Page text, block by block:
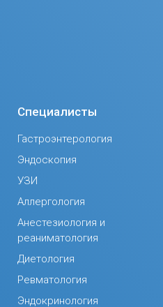
Специалисты
Гастроэнтерология
Эндоскопия
УЗИ
Аллергология
Анестезиология и
реаниматология
Диетология
Ревматология
Эндокринология